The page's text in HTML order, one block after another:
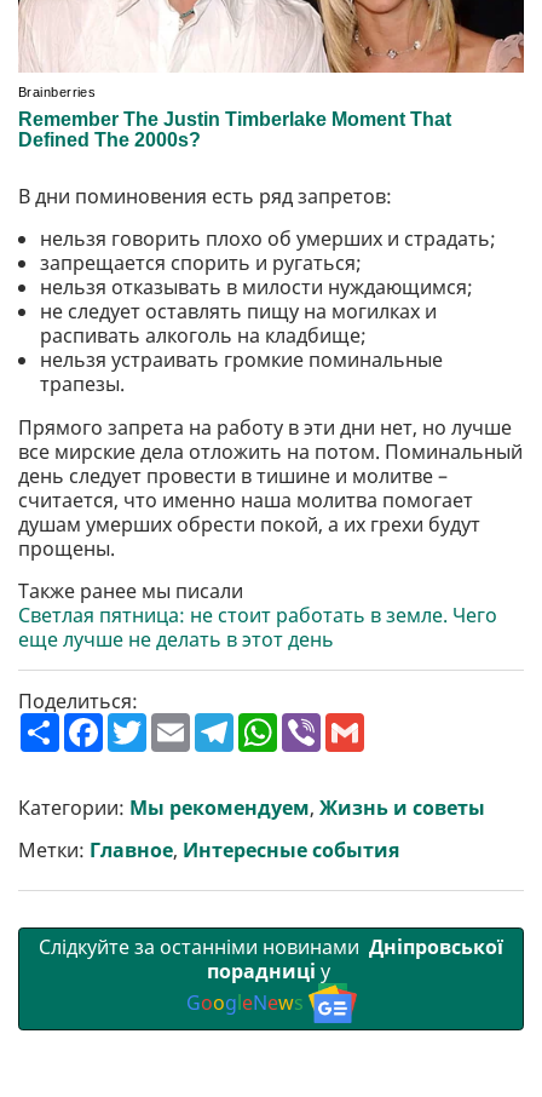
В дни поминовения есть ряд запретов:
нельзя говорить плохо об умерших и страдать;
запрещается спорить и ругаться;
нельзя отказывать в милости нуждающимся;
не следует оставлять пищу на могилках и
распивать алкоголь на кладбище;
нельзя устраивать громкие поминальные
трапезы.
Прямого запрета на работу в эти дни нет, но лучше
все мирские дела отложить на потом. Поминальный
день следует провести в тишине и молитве –
считается, что именно наша молитва помогает
душам умерших обрести покой, а их грехи будут
прощены.
Также ранее мы писали
Светлая пятница: не стоит работать в земле. Чего
еще лучше не делать в этот день
Поделиться:
П
о
р
и
т
и
F
a
b
o
o
k
T
w
t
e
r
E
m
l
T
e
g
r
a
m
W
h
s
A
p
p
V
r l
Категории: Мы рекомендуем, Жизнь и советы
Метки: Главное, Интересные события
Слідкуйте за останніми новинами Дніпровської
порадниці у
GoogleNews